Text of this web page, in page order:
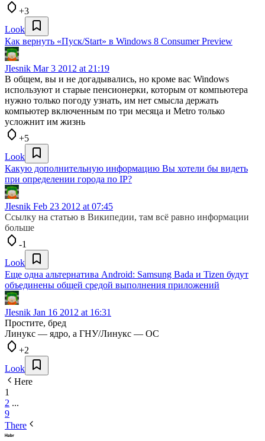
+3
Look
Как вернуть «Пуск/Start» в Windows 8 Consumer Preview
JIesnik Mar 3 2012 at 21:19
В общем, вы и не догадывались, но кроме вас Windows
используют и старые пенсионерки, которым от компьютера
нужно только погоду узнать, им нет смысла держать
компьютер включенным по три месяца и Metro только
усложнит им жизнь
+5
Look
Какую дополнительную информацию Вы хотели бы видеть
при определении города по IP?
JIesnik Feb 23 2012 at 07:45
Ссылку на статью в Википедии, там всё равно информации
больше
-1
Look
Еще одна альтернатива Android: Samsung Bada и Tizen будут
объединены общей средой выполнения приложений
JIesnik Jan 16 2012 at 16:31
Простите, бред
Линукс — ядро, а ГНУ/Линукс — ОС
+2
Look
Here
1
2 ...
9
There